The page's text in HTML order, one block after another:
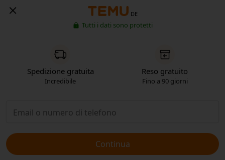
DE
Tutti i dati sono protetti
Spedizione gratuita
Incredibile
Reso gratuito
Fino a 90 giorni
Continua